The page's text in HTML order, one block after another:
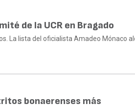
de la UCR en Bragado
La lista del oficialista Amadeo Mónaco
bonaerenses más